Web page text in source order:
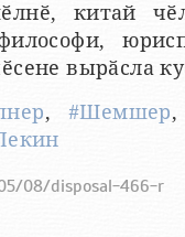
китай
вырӑсла
,#Шемшер
08/disposal-466-r